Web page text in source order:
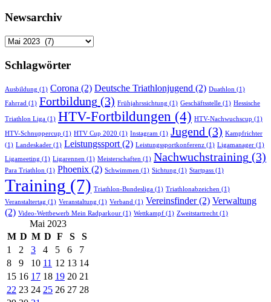
Newsarchiv
Newsarchiv
Schlagwörter
Ausbildung (1) Corona (2) Deutsche Triathlonjugend (2) Duathlon (1)
Fahrrad (1) Fortbildung (3) Frühjahrssichtung (1) Geschäftsstelle (1) Hessische
Triathlon Liga (1) HTV-Fortbildungen (4) HTV-Nachwuchscup (1)
HTV-Schnuppercup (1) HTV Cup 2020 (1) Instagram (1) Jugend (3) Kampfrichter
(1) Landeskader (1) Leistungssport(2) Leistungssportkonferenz (1) Ligamanager (1)
Ligameeting (1) Ligarennen (1) Meisterschaften (1) Nachwuchstraining (3)
Para Triathlon (1) Phoenix (2) Schwimmen (1) Sichtung (1) Startpass (1)
Training (7) Triathlon-Bundesliga (1) Triathlonabzeichen (1)
Veranstaltertag (1) Veranstaltung (1) Verband (1) Vereinsfinder(2) Verwaltung
(2) Video-Wettbewerb Mein Radparkour (1) Wettkampf (1) Zweitstartrecht (1)
Mai 2023
M D M D F S
S
1
2 3 4 5 6
7
8
9 10 11 12 13 14
15 16 17 18 19 20 21
22 23 24 25 26 27 28